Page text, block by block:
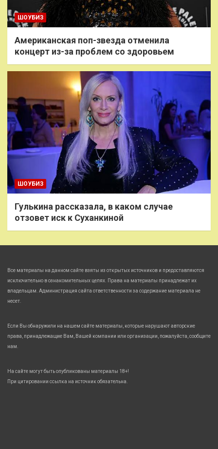
ШОУБИЗ
Американская поп-звезда отменила
концерт из-за проблем со здоровьем
ШОУБИЗ
Гулькина рассказала, в каком случае
отзовет иск к Суханкиной
Все материалы на данном сайте взяты из открытых источников и предоставляются
исключительно в ознакомительных целях. Права на материалы принадлежат их
владельцам. Администрация сайта ответственности за содержание материала не
несет.
Если Вы обнаружили на нашем сайте материалы, которые нарушают авторские
права, принадлежащие Вам, Вашей компании или организации, пожалуйста, сообщите
нам.
На сайте могут быть опубликованы материалы 18+!
При цитировании ссылка на источник обязательна.